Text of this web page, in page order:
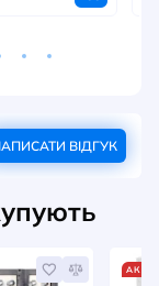
ВІДГУК
АКЦІЯ